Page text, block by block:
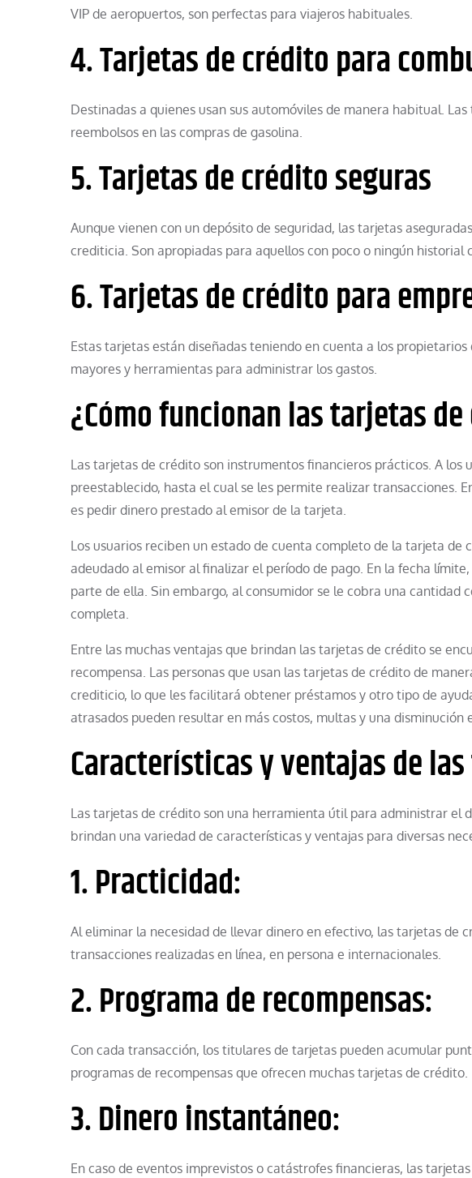
VIP de aeropuertos, son perfectas para viajeros habituales.
4. Tarjetas de crédito para
Destinadas a quienes usan sus automóviles de manera habitual.
reembolsos en las compras de gasolina.
5. Tarjetas de crédito seguras
Aunque vienen con un depósito de seguridad, las tarjetas
crediticia. Son apropiadas para aquellos con poco o ningún historial
6. Tarjetas de crédito para
Estas tarjetas están diseñadas teniendo en cuenta a los
mayores y herramientas para administrar los gastos.
¿Cómo funcionan las tarjetas
Las tarjetas de crédito son instrumentos financieros prácticos. A los
preestablecido, hasta el cual se les permite realizar transacciones.
es pedir dinero prestado al emisor de la tarjeta.
Los usuarios reciben un estado de cuenta completo de la tarjeta
adeudado al emisor al finalizar el período de pago. En la fecha
parte de ella. Sin embargo, al consumidor se le cobra una cantidad
completa.
Entre las muchas ventajas que brindan las tarjetas de crédito se
recompensa. Las personas que usan las tarjetas de crédito de
crediticio, lo que les facilitará obtener préstamos y otro tipo de
atrasados ​​pueden resultar en más costos, multas y una disminución
Características y ventajas de
Las tarjetas de crédito son una herramienta útil para administrar el
brindan una variedad de características y ventajas para diversas
1. Practicidad:
Al eliminar la necesidad de llevar dinero en efectivo, las tarjetas de
transacciones realizadas en línea, en persona e internacionales.
2. Programa de recompensas:
Con cada transacción, los titulares de tarjetas pueden acumular
programas de recompensas que ofrecen muchas tarjetas de crédito.
3. Dinero instantáneo:
En caso de eventos imprevistos o catástrofes financieras, las